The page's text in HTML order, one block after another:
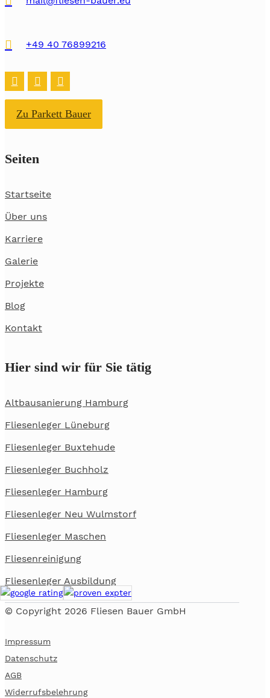
 +49 40 76899216
Zu Parkett Bauer
Seiten
Startseite
Über uns
Karriere
Galerie
Projekte
Blog
Kontakt
Hier sind wir für Sie tätig
Altbausanierung Hamburg
Fliesenleger Lüneburg
Fliesenleger Buxtehude
Fliesenleger Buchholz
Fliesenleger Hamburg
Fliesenleger Neu Wulmstorf
Fliesenleger Maschen
Fliesenreinigung
Fliesenleger Ausbildung
© Copyright 2026 Fliesen Bauer GmbH
Impressum
Datenschutz
AGB
Widerrufsbelehrung